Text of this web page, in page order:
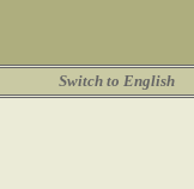
Switch to English